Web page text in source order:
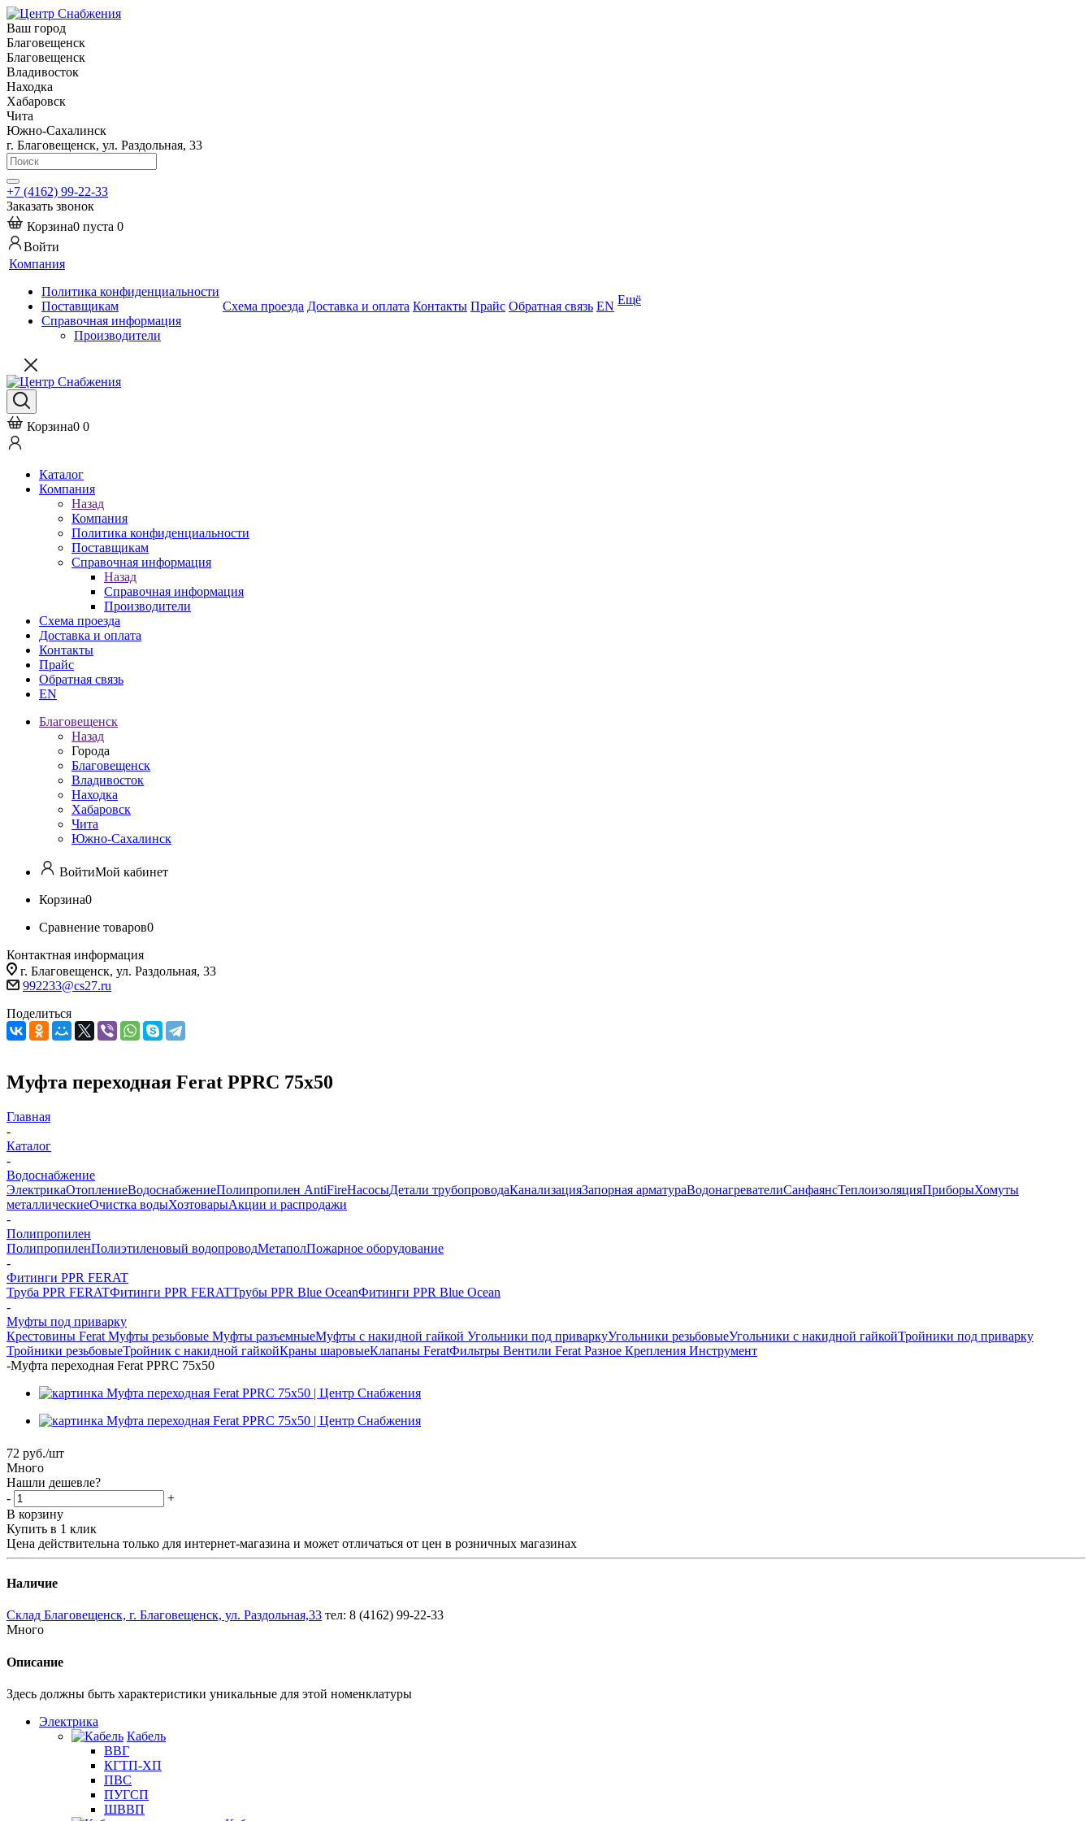
Ваш город
Благовещенск
Благовещенск
Владивосток
Находка
Хабаровск
Чита
Южно-Сахалинск
г. Благовещенск, ул. Раздольная, 33
+7 (4162) 99-22-33
Заказать звонок
Корзина0 пуста 0
Войти
Компания
Политика конфиденциальности
Поставщикам
Справочная информация
Производители
Схема проезда Доставка и оплата Контакты Прайс Обратная связь EN Ещё
Корзина0 0
Каталог
Компания
Назад
Компания
Политика конфиденциальности
Поставщикам
Справочная информация
Назад
Справочная информация
Производители
Схема проезда
Доставка и оплата
Контакты
Прайс
Обратная связь
EN
Благовещенск
Назад
Города
Благовещенск
Владивосток
Находка
Хабаровск
Чита
Южно-Сахалинск
ВойтиМой кабинет
Корзина0
Сравнение товаров0
Контактная информация
г. Благовещенск, ул. Раздольная, 33
992233@cs27.ru
Поделиться
Муфта переходная Ferat PPRC 75х50
Главная
-
Каталог
-
Водоснабжение
ЭлектрикаОтоплениеВодоснабжениеПолипропилен AntiFireНасосыДетали трубопроводаКанализацияЗапорная арматураВодонагревателиСанфаянсТеплоизоляцияПриборыХомуты
металлическиеОчистка водыХозтоварыАкции и распродажи
-
Полипропилен
ПолипропиленПолиэтиленовый водопроводМетаполПожарное оборудование
-
Фитинги PPR FERAT
Труба PPR FERATФитинги PPR FERATТрубы PPR Blue OceanФитинги PPR Blue Ocean
-
Муфты под приварку
Крестовины Ferat Муфты резьбовые Муфты разъемныеМуфты с накидной гайкой Угольники под приваркуУгольники резьбовыеУгольники с накидной гайкойТройники под приварку
Тройники резьбовыеТройник с накидной гайкойКраны шаровыеКлапаны FeratФильтры Вентили Ferat Разное Крепления Инструмент
-Муфта переходная Ferat PPRC 75х50
72 руб./шт
Много
Нашли дешевле?
-
+
В корзину
Купить в 1 клик
Цена действительна только для интернет-магазина и может отличаться от цен в розничных магазинах
Наличие
Склад Благовещенск, г. Благовещенск, ул. Раздольная,33 тел: 8 (4162) 99-22-33
Много
Описание
Здесь должны быть характеристики уникальные для этой номенклатуры
Электрика
Кабель
ВВГ
КГТП-ХП
ПВС
ПУГСП
ШВВП